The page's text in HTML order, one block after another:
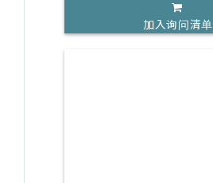
加入询问清单